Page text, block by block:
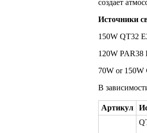
создает
Источники
150W QT32
120W PAR38
70W or 150W
В
Артикул